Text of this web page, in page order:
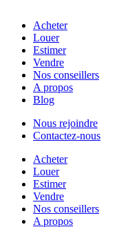
Acheter
Louer
Estimer
Vendre
Nos conseillers
A propos
Blog
Nous rejoindre
Contactez-nous
Acheter
Louer
Estimer
Vendre
Nos conseillers
A propos